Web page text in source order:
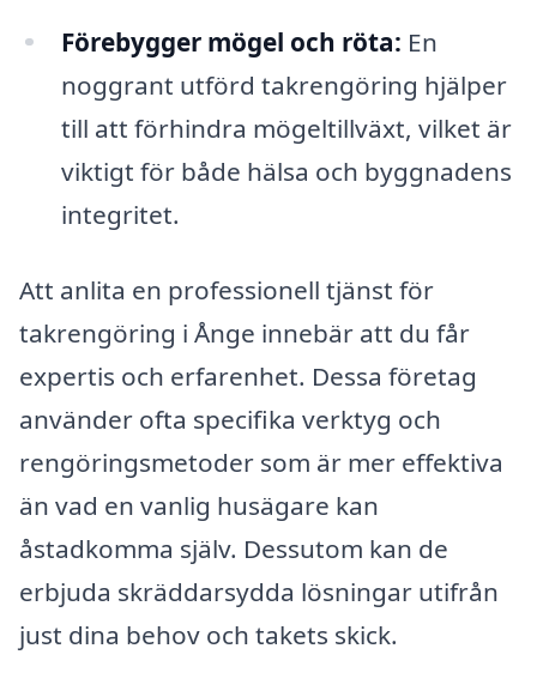
Förebygger mögel och röta: En
noggrant utförd takrengöring hjälper
till att förhindra mögeltillväxt, vilket är
viktigt för både hälsa och byggnadens
integritet.
Att anlita en professionell tjänst för
takrengöring i Ånge innebär att du får
expertis och erfarenhet. Dessa företag
använder ofta specifika verktyg och
rengöringsmetoder som är mer effektiva
än vad en vanlig husägare kan
åstadkomma själv. Dessutom kan de
erbjuda skräddarsydda lösningar utifrån
just dina behov och takets skick.